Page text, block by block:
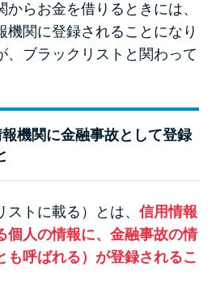
らお金を借りるときには、
機関に登録されることになり
、ブラックリストと関わって
機関に金融事故として登録
トに載る）とは、 信用情報
個人の情報に、金融事故の情
も呼ばれる）が登録されるこ